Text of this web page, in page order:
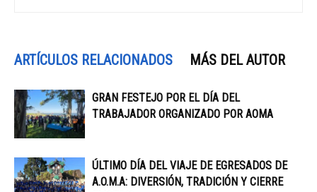
ARTÍCULOS RELACIONADOS MÁS DEL AUTOR
GRAN FESTEJO POR EL DÍA DEL
TRABAJADOR ORGANIZADO POR AOMA
ÚLTIMO DÍA DEL VIAJE DE EGRESADOS DE
A.O.M.A: DIVERSIÓN, TRADICIÓN Y CIERRE